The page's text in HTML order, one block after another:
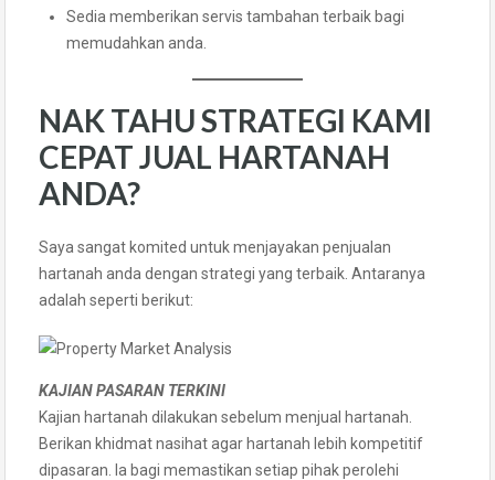
Sedia memberikan servis tambahan terbaik bagi
memudahkan anda.
NAK TAHU STRATEGI KAMI
CEPAT JUAL HARTANAH
ANDA?
Saya sangat komited untuk menjayakan penjualan
hartanah anda dengan strategi yang terbaik. Antaranya
adalah seperti berikut:
KAJIAN PASARAN TERKINI
Kajian hartanah dilakukan sebelum menjual hartanah.
Berikan khidmat nasihat agar hartanah lebih kompetitif
dipasaran. Ia bagi memastikan setiap pihak perolehi